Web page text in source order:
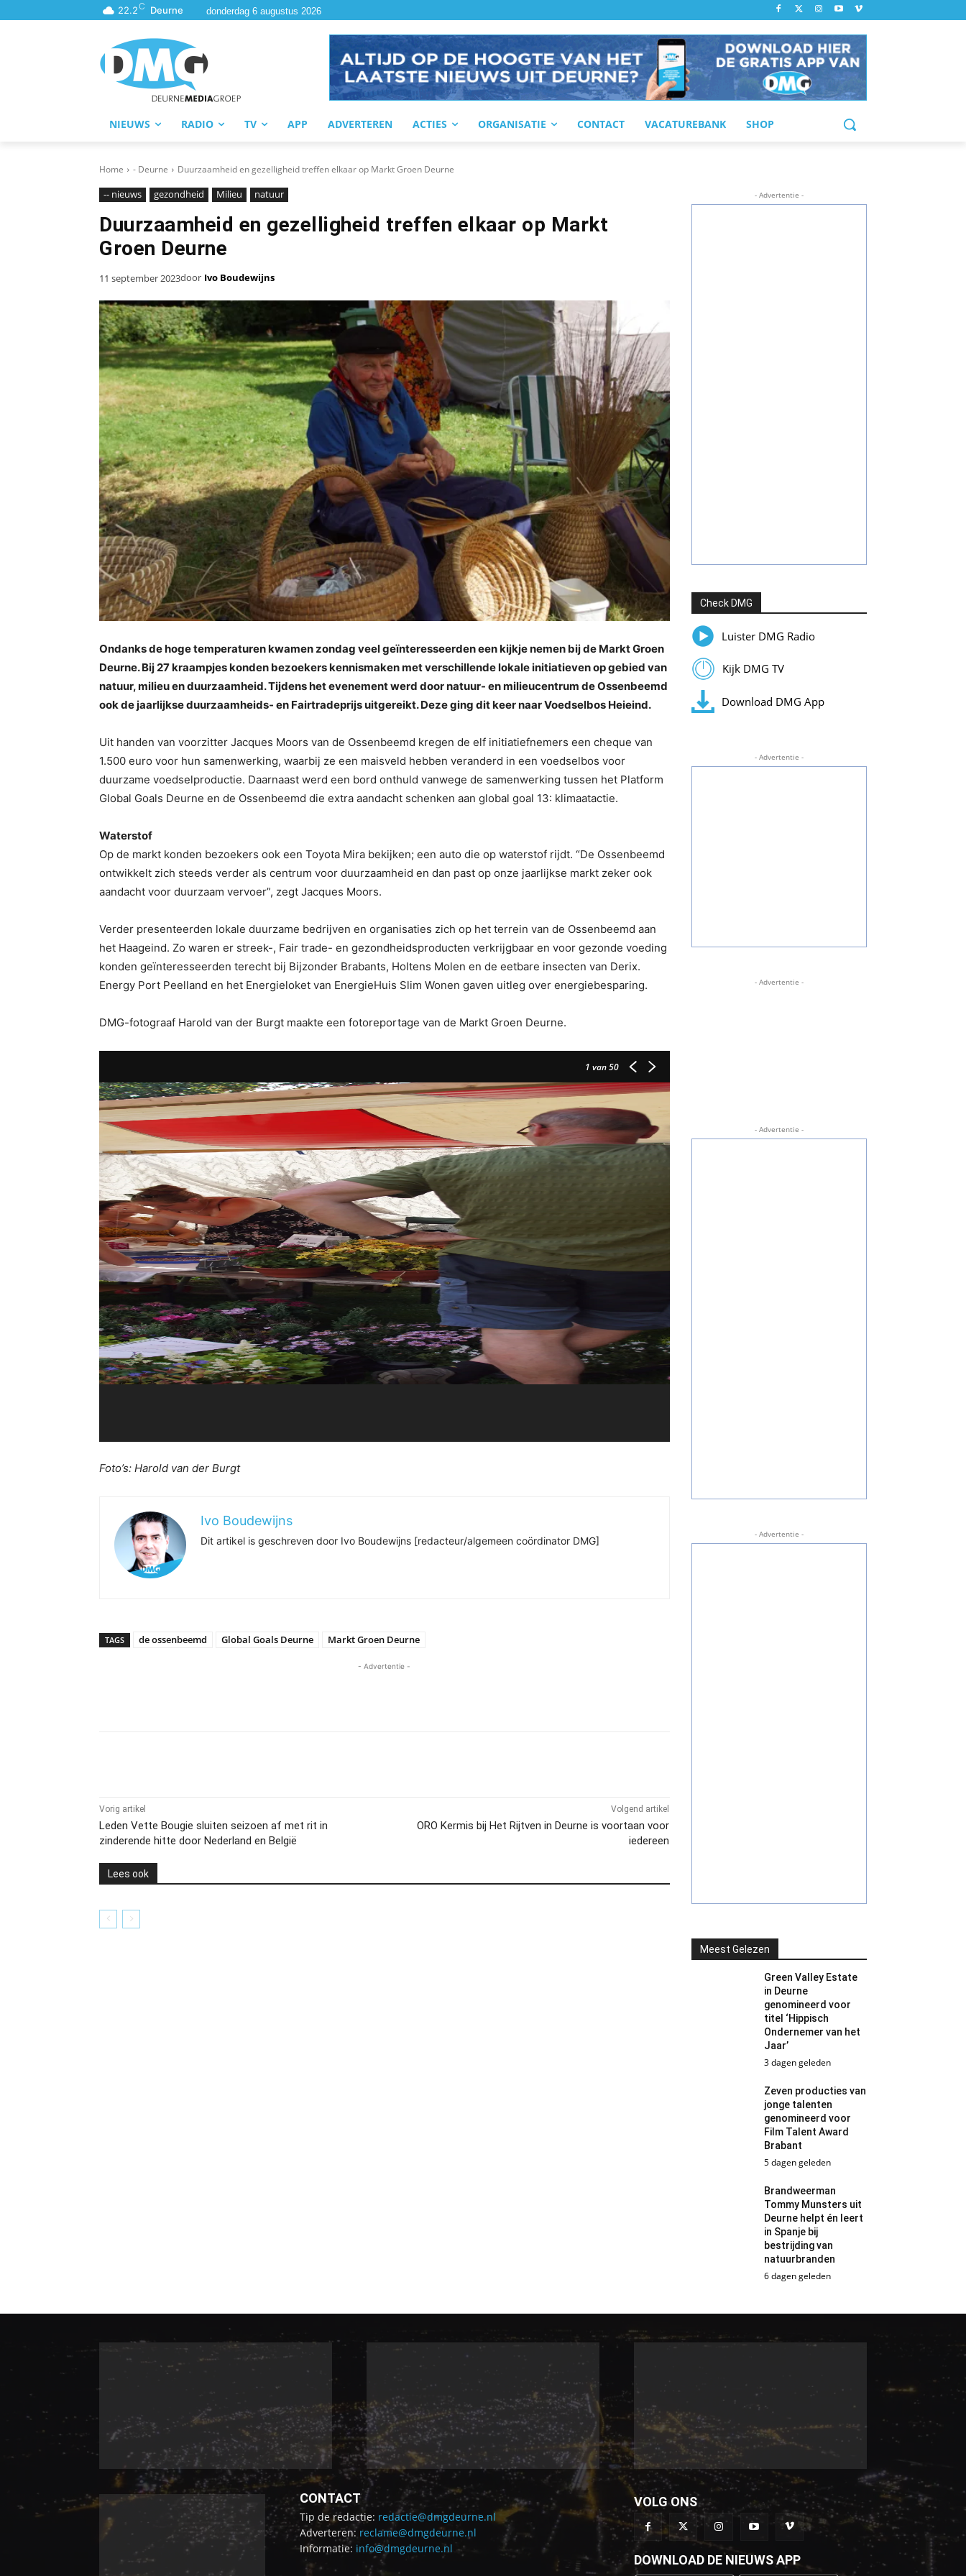
22.2C Deurne donderdag 6 augustus 2026
NIEUWS RADIO TV APP ADVERTEREN ACTIES ORGANISATIE CONTACT VACATUREBANK SHOP
Home - Deurne Duurzaamheid en gezelligheid treffen elkaar op Markt Groen Deurne
-- nieuws gezondheid Milieu natuur
Duurzaamheid en gezelligheid treffen elkaar op Markt
Groen Deurne
11 september 2023door Ivo Boudewijns
Ondanks de hoge temperaturen kwamen zondag veel geïnteresseerden een kijkje nemen bij de Markt Groen
Deurne. Bij 27 kraampjes konden bezoekers kennismaken met verschillende lokale initiatieven op gebied van
natuur, milieu en duurzaamheid. Tijdens het evenement werd door natuur- en milieucentrum de Ossenbeemd
ook de jaarlijkse duurzaamheids- en Fairtradeprijs uitgereikt. Deze ging dit keer naar Voedselbos Heieind.
Uit handen van voorzitter Jacques Moors van de Ossenbeemd kregen de elf initiatiefnemers een cheque van
1.500 euro voor hun samenwerking, waarbij ze een maisveld hebben veranderd in een voedselbos voor
duurzame voedselproductie. Daarnaast werd een bord onthuld vanwege de samenwerking tussen het Platform
Global Goals Deurne en de Ossenbeemd die extra aandacht schenken aan global goal 13: klimaatactie.
Waterstof
Op de markt konden bezoekers ook een Toyota Mira bekijken; een auto die op waterstof rijdt. “De Ossenbeemd
ontwikkelt zich steeds verder als centrum voor duurzaamheid en dan past op onze jaarlijkse markt zeker ook
aandacht voor duurzaam vervoer”, zegt Jacques Moors.
Verder presenteerden lokale duurzame bedrijven en organisaties zich op het terrein van de Ossenbeemd aan
het Haageind. Zo waren er streek-, Fair trade- en gezondheidsproducten verkrijgbaar en voor gezonde voeding
konden geïnteresseerden terecht bij Bijzonder Brabants, Holtens Molen en de eetbare insecten van Derix.
Energy Port Peelland en het Energieloket van EnergieHuis Slim Wonen gaven uitleg over energiebesparing.
DMG-fotograaf Harold van der Burgt maakte een fotoreportage van de Markt Groen Deurne.
1 van 50
Foto’s: Harold van der Burgt
Ivo Boudewijns
Dit artikel is geschreven door Ivo Boudewijns [redacteur/algemeen coördinator DMG]
TAGS de ossenbeemd Global Goals Deurne Markt Groen Deurne
- Advertentie -
Vorig artikel
Leden Vette Bougie sluiten seizoen af met rit in
zinderende hitte door Nederland en België
Volgend artikel
ORO Kermis bij Het Rijtven in Deurne is voortaan voor
iedereen
Lees ook
- Advertentie -
Check DMG
Luister DMG Radio
Kijk DMG TV
Download DMG App
- Advertentie -
- Advertentie -
- Advertentie -
- Advertentie -
Meest Gelezen
Green Valley Estate
in Deurne
genomineerd voor
titel ‘Hippisch
Ondernemer van het
Jaar’
3 dagen geleden
Zeven producties van
jonge talenten
genomineerd voor
Film Talent Award
Brabant
5 dagen geleden
Brandweerman
Tommy Munsters uit
Deurne helpt én leert
in Spanje bij
bestrijding van
natuurbranden
6 dagen geleden
CONTACT
Tip de redactie: redactie@dmgdeurne.nl
Adverteren: reclame@dmgdeurne.nl
Informatie: info@dmgdeurne.nl
VOLG ONS
DOWNLOAD DE NIEUWS APP